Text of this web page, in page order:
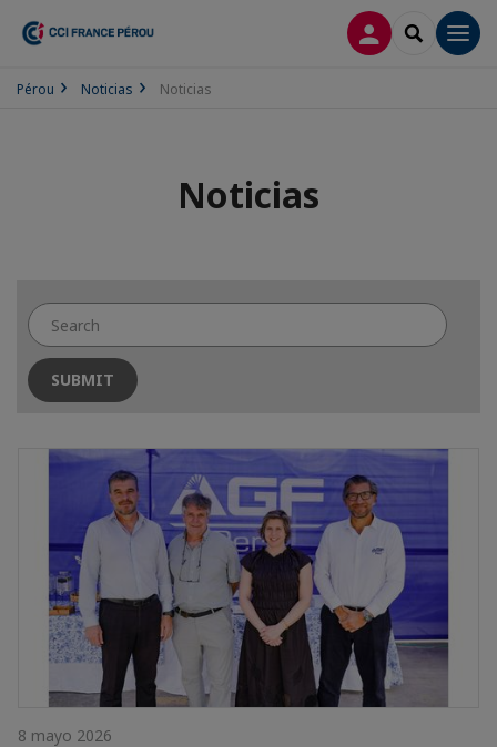
CONECTARSE
SEARCH
Pérou Noticias Noticias
Noticias
8 mayo 2026